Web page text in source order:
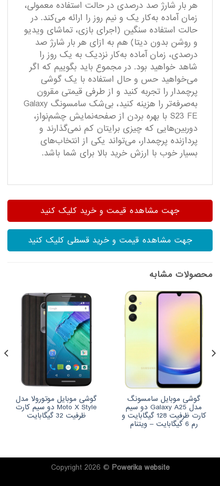
هر بار شارژ صد درصدی در حالت استفاده معمولی،
زمان آماده به‌کار یک و نیم روز را ارائه می‌کند. در
حالت استفاده سنگین (اجرای بازی، تماشای ویدیو
و روشن بدون دیتا) هم به ازای هر بار شارژ صد
درصدی، زمان آماده به‌کار نزدیک به یک روز را
شاهد خواهید بود. در مجموع باید بگوییم که اگر
می‌خواهید حس و حال استفاده با یک گوشی
پرچمدار را تجربه کنید و از طرفی قیمتی مقرون
به‌صرفه‌تر را هزینه کنید، بی‌شک سامسونگ Galaxy
S23 FE با بهره بردن از صفحه‌نمایش چشم‌نواز،
دوربین‌هایی که چیزی برایتان کم نمی‌گذارند و
پردازنده پرچمدار، می‌تواند یکی از انتخاب‌های
بسیار خوب با ارزش خرید بالا برای شما باشد.
جهت مشاهده قیمت و خرید کلیک کنید
جهت مشاهده قیمت و خرید قسطی کلیک کنید
محصولات مشابه
گوشی موبایل سامسونگ
مدل Galaxy A25 دو سیم
کارت ظرفیت 128 گیگابایت و
رم 6 گیگابایت – ویتنام
گوشی موبایل موتورولا مدل
Moto X Style دو سیم کارت
ظرفیت 32 گیگابایت
Copyright 2026 © Powerikawebsite